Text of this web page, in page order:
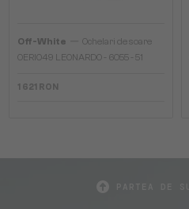
Off-White
Ochelari de soare
OERI049 LEONARDO - 6055 - 51
1 621 RON